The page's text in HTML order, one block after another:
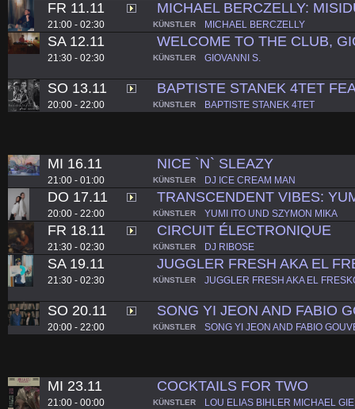
FR 11.11
21:00 - 02:30
MICHAEL BERCZELLY:
KÜNSTLER MICHAEL BERCZELLY
SA 12.11
21:30 - 02:30
WELCOME TO THE CLUB,
KÜNSTLER GIOVANNI S.
SO 13.11
20:00 - 22:00
BAPTISTE STANEK 4TET
KÜNSTLER BAPTISTE STANEK 4TET
MI 16.11
21:00 - 01:00
NICE `N` SLEAZY
KÜNSTLER DJ ICE CREAM MAN
DO 17.11
20:00 - 22:00
TRANSCENDENT VIBES:
KÜNSTLER YUMI ITO UND SZYMON MIKA
FR 18.11
21:30 - 02:30
CIRCUIT ÉLECTRONIQUE
KÜNSTLER DJ RIBOSE
SA 19.11
21:30 - 02:30
JUGGLER FRESH AKA EL
KÜNSTLER JUGGLER FRESH AKA EL
SO 20.11
20:00 - 22:00
SONG YI JEON AND FABIO
KÜNSTLER SONG YI JEON AND FABIO
MI 23.11
21:00 - 00:00
COCKTAILS FOR TWO
KÜNSTLER LOU ELIAS BIHLER MICHAEL